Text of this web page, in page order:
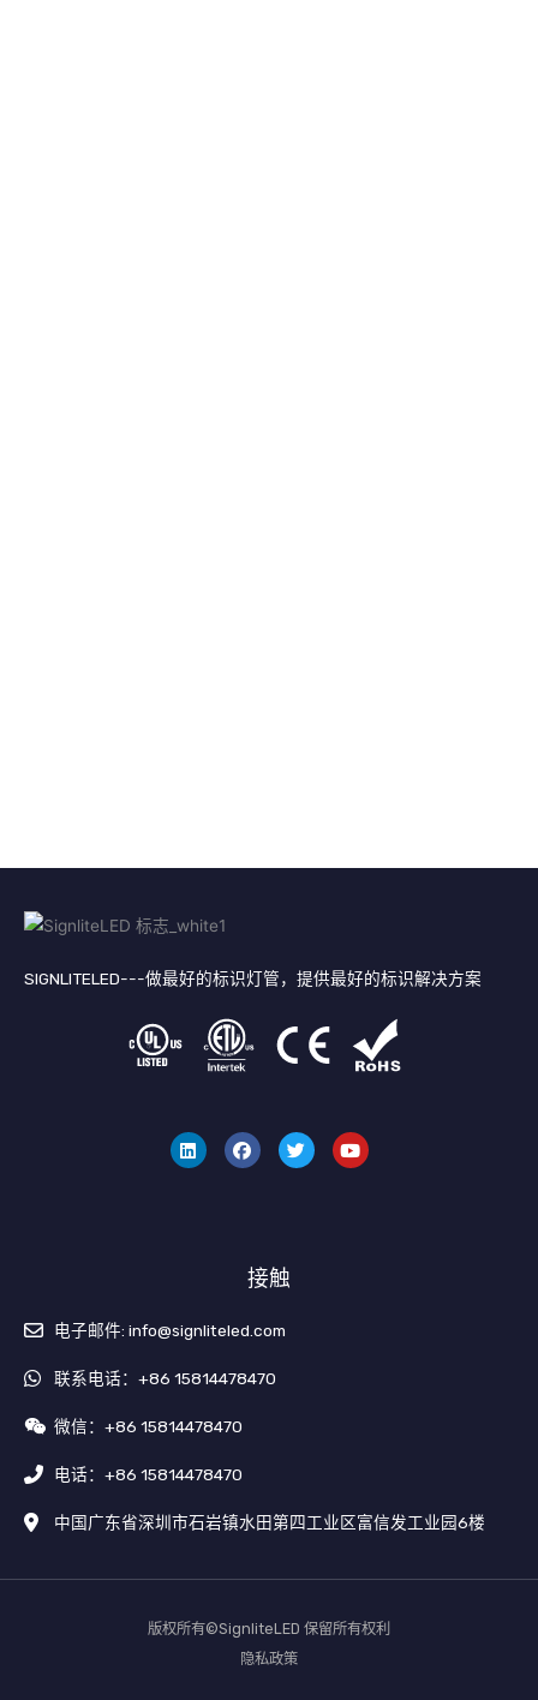
SIGNLITELED---做最好的标识灯管，提供最好的标识解决方案
c
e
b
喳
喳
u
T
u
接触
电子邮件: info@signliteled.com
联系电话：+86 15814478470
微信：+86 15814478470
电话：+86 15814478470
中国广东省深圳市石岩镇水田第四工业区富信发工业园6楼
版权所有©SignliteLED 保留所有权利
隐私政策